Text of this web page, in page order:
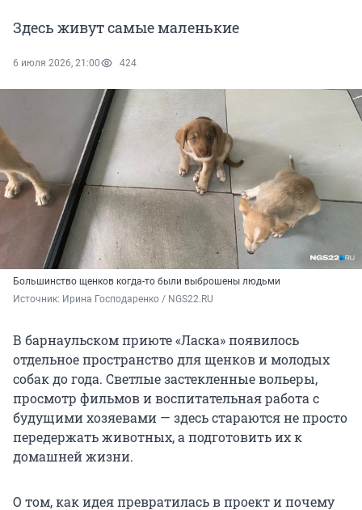
Здесь живут самые маленькие
6 июля 2026, 21:00 424
Большинство щенков когда-то были выброшены людьми
Источник: Ирина Господаренко / NGS22.RU
В барнаульском приюте «Ласка» появилось
отдельное пространство для щенков и молодых
собак до года. Светлые застекленные вольеры,
просмотр фильмов и воспитательная работа с
будущими хозяевами — здесь стараются не просто
передержать животных, а подготовить их к
домашней жизни.
О том, как идея превратилась в проект и почему